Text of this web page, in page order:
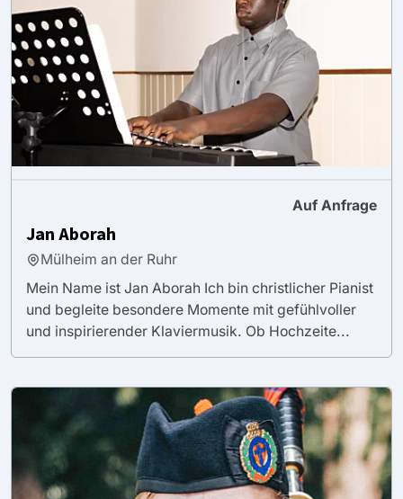
Auf Anfrage
Jan Aborah
Mülheim an der Ruhr
Mein Name ist Jan Aborah Ich bin christlicher Pianist
und begleite besondere Momente mit gefühlvoller
und inspirierender Klaviermusik. Ob Hochzeite...